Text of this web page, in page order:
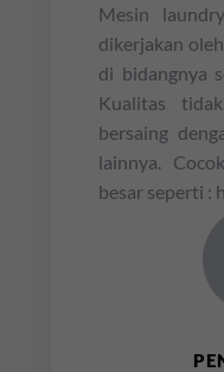
Mesin
dikerjakan
di bidangnya
Kualitas
bersaing
lainnya.
besar seperti :